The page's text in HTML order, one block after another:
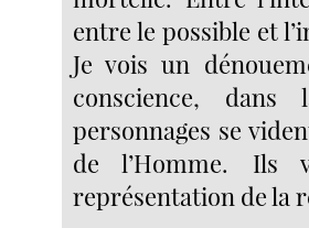
entre le possible et
Je vois un
conscience,
personnages se
de l’Homme.
représentation de la